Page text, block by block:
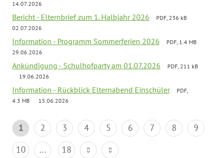
14.07.2026
Bericht - Elternbrief zum 1. Halbjahr 2026
PDF, 236 kB
02.07.2026
Information - Programm Sommerferien 2026
PDF, 1.4 MB
29.06.2026
Ankündigung - Schulhofparty am 01.07.2026
PDF, 211 kB
19.06.2026
Information - Rückblick Elternabend Einschüler
PDF,
4.3 MB
15.06.2026
1 2 3 4 5 6 7 8
9
10
... 18